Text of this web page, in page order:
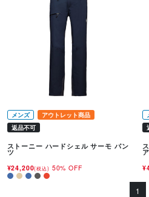
メンズ
アウトレット商品
返品不可
ストーニー ハードシェル サーモ パン
ツ
¥24,200(税込) 50% OFF
1